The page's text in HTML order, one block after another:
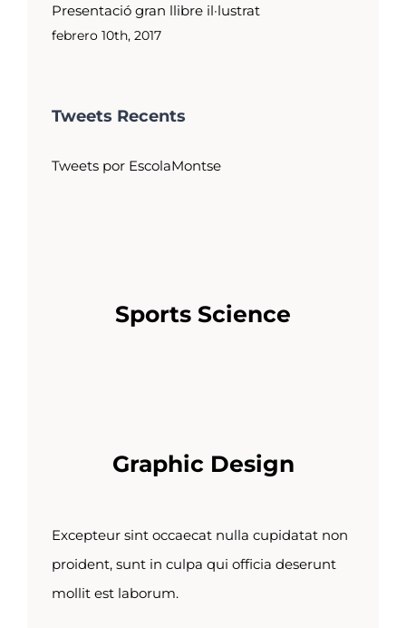
Presentació gran llibre il·lustrat
febrero 10th, 2017
Tweets Recents
Tweets por EscolaMontse
Sports Science
Graphic Design
Excepteur sint occaecat nulla cupidatat non
proident, sunt in culpa qui officia deserunt
mollit est laborum.